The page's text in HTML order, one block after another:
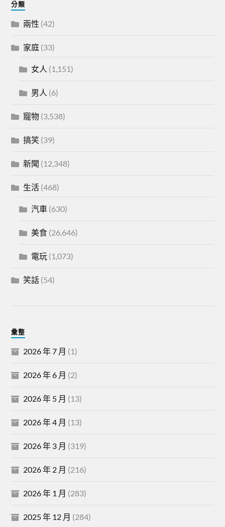
分類
兩性 (42)
家庭 (33)
女人 (1,151)
男人 (6)
寵物 (3,538)
搞笑 (39)
新聞 (12,348)
生活 (468)
汽車 (630)
美食 (26,646)
電玩 (1,073)
笑話 (54)
彙整
2026 年 7 月 (1)
2026 年 6 月 (2)
2026 年 5 月 (13)
2026 年 4 月 (13)
2026 年 3 月 (319)
2026 年 2 月 (216)
2026 年 1 月 (283)
2025 年 12 月 (284)